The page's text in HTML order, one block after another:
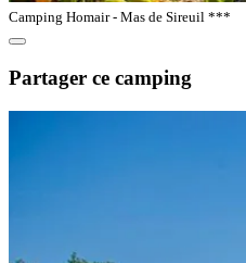
Camping Homair - Mas de Sireuil ***
Partager ce camping